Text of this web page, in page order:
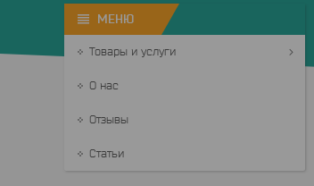
Товары и услуги
О нас
Отзывы
Статьи